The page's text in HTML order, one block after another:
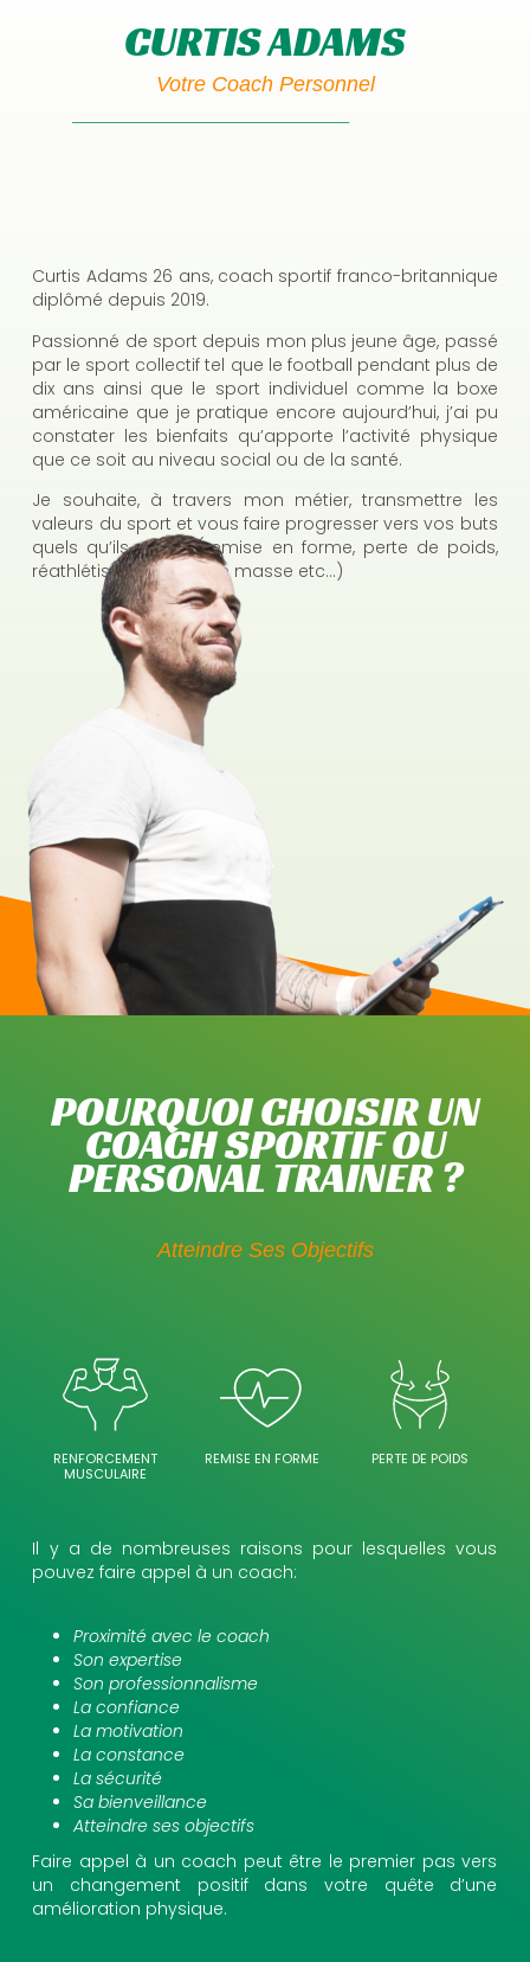
CURTIS ADAMS
Votre Coach Personnel
Curtis Adams 26 ans, coach sportif franco-britannique
diplômé depuis 2019.
Passionné de sport depuis mon plus jeune âge, passé
par le sport collectif tel que le football pendant plus de
dix ans ainsi que le sport individuel comme la boxe
américaine que je pratique encore aujourd’hui, j’ai pu
constater les bienfaits qu’apporte l’activité physique
que ce soit au niveau social ou de la santé.
Je souhaite, à travers mon métier, transmettre les
valeurs du sport et vous faire progresser vers vos buts
quels qu’ils soient (remise en forme, perte de poids,
réathlétisation, prise de masse etc…)
POURQUOI CHOISIR UN
COACH SPORTIF OU
PERSONAL TRAINER ?
Atteindre Ses Objectifs
RENFORCEMENT
MUSCULAIRE
REMISE EN FORME PERTE DE POIDS
Il y a de nombreuses raisons pour lesquelles vous
pouvez faire appel à un coach:
Proximité avec le coach
Son expertise
Son professionnalisme
La confiance
La motivation
La constance
La sécurité
Sa bienveillance
Atteindre ses objectifs
Faire appel à un coach peut être le premier pas vers
un changement positif dans votre quête d’une
amélioration physique.